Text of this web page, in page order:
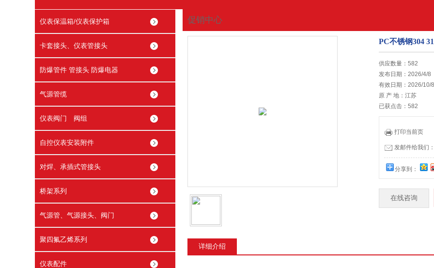
仪表保温箱/仪表保护箱
卡套接头、仪表管接头
防爆管件 管接头 防爆电器
气源管缆
仪表阀门 阀组
自控仪表安装附件
对焊、承插式管接头
桥架系列
气源管、气源接头、阀门
聚四氟乙烯系列
仪表配件
促销中心
PC不锈钢304
供应数量：582
发布日期：2026/4/8
有效日期：2026/10/8
原 产 地：江苏
已获点击：582
打印当前页
发邮件给我们
分享到：
在线咨询
详细介绍